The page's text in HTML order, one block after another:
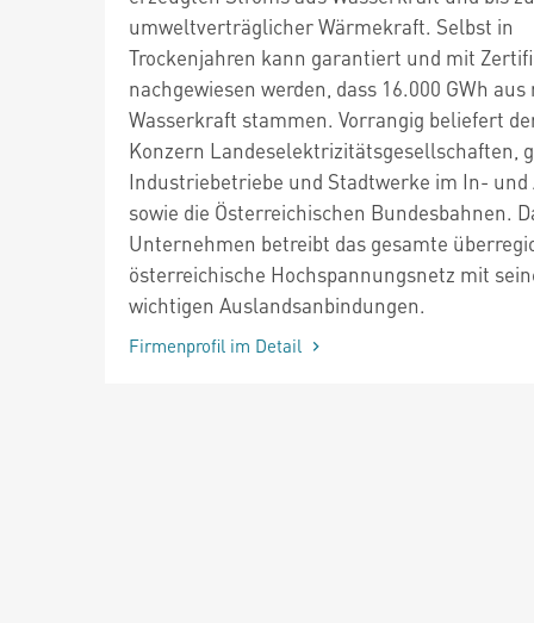
umweltverträglicher Wärmekraft. Selbst in
Trockenjahren kann garantiert und mit
nachgewiesen werden, dass 16.000 GWh
Wasserkraft stammen. Vorrangig beliefert
Konzern Landeselektrizitätsgesellschaften,
Industriebetriebe und Stadtwerke im In- und
sowie die Österreichischen Bundesbahnen.
Unternehmen betreibt das gesamte
österreichische Hochspannungsnetz mit
wichtigen Auslandsanbindungen.
Firmenprofil im Detail